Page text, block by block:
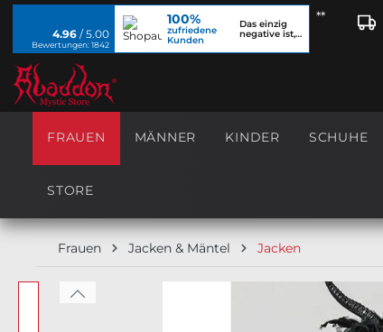
Zur Hauptnavigation springen **
4.96 / 5.00
Bewertungen: 1842
100%
zufriedene
Kunden
Das einzig
negative ist,
FRAUEN MÄNNER KINDER SCHUHE
STORE
Frauen Jacken & Mäntel Jacken
Bildergalerie überspringen